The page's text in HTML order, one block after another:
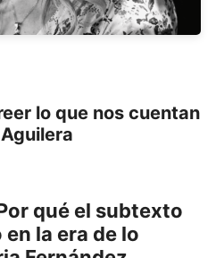
lo que nos cuentan
Aguilera
qué el subtexto
la era de lo